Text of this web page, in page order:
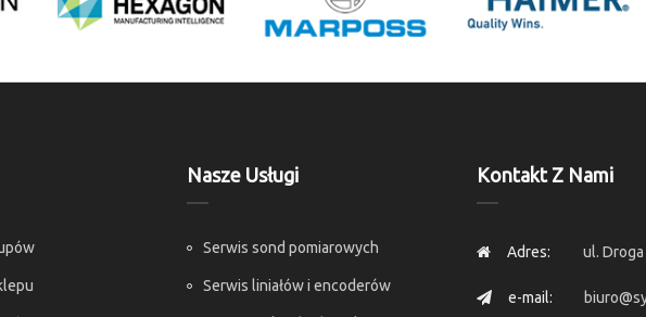
Nasze Usługi
Serwis sond pomiarowych
Serwis liniałów i encoderów
Kontakt Z Nami
Adres: ul.
e-mail: